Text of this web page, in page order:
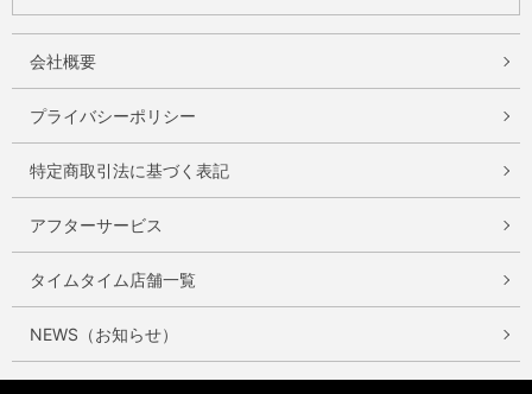
会社概要
プライバシーポリシー
特定商取引法に基づく表記
アフターサービス
タイムタイム店舗一覧
NEWS（お知らせ）